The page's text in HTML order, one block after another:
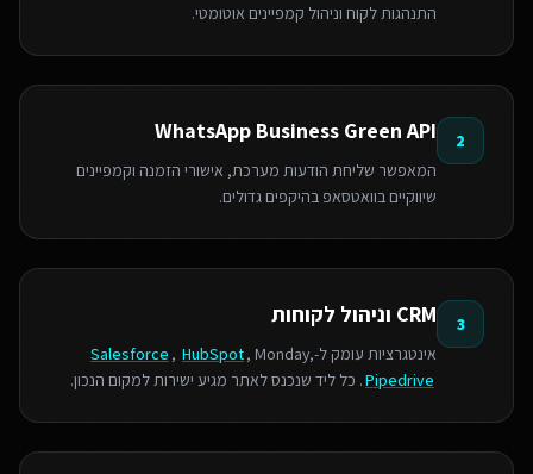
התנהגות לקוח וניהול קמפיינים אוטומטי.
2
WhatsApp Business Green API
המאפשר שליחת הודעות מערכת, אישורי הזמנה וקמפיינים
שיווקיים בוואטסאפ בהיקפים גדולים.
3 CRM וניהול לקוחות
אינטגרציות עומק ל- Salesforce , HubSpot, Monday,
Pipedrive. כל ליד שנכנס לאתר מגיע ישירות למקום הנכון.